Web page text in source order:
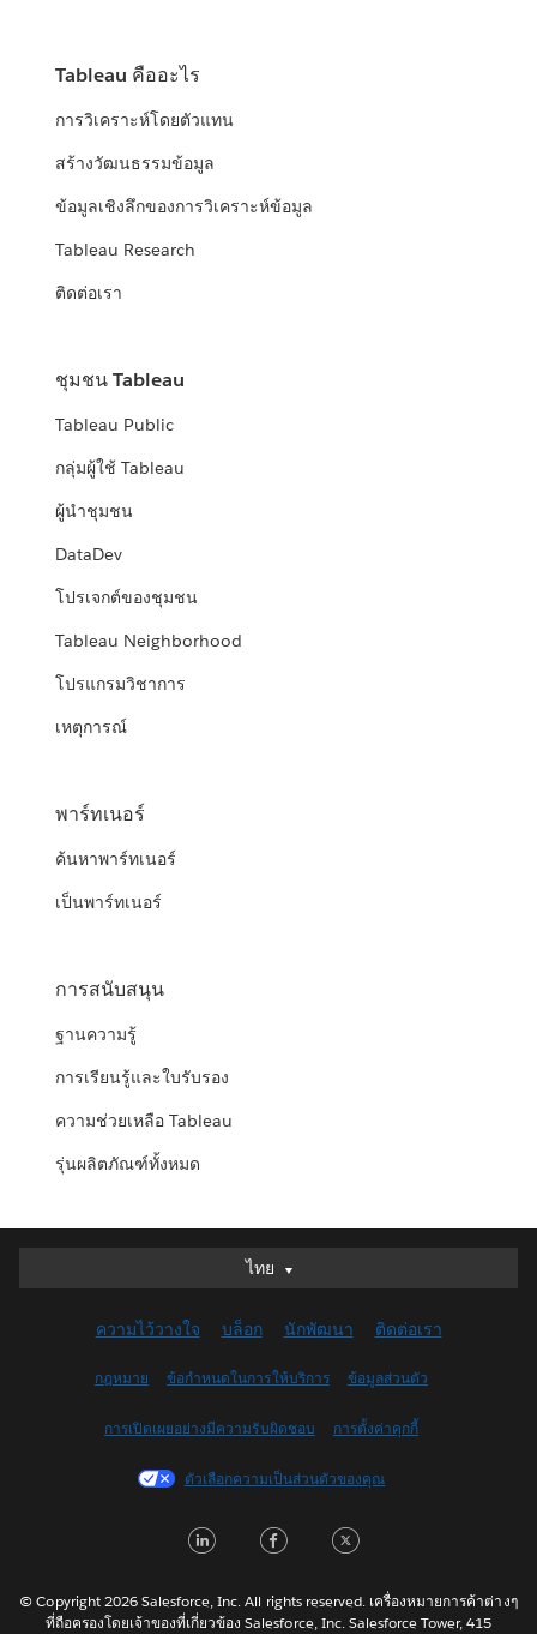
Tableau คืออะไร
การวิเคราะห์โดยตัวแทน
สร้างวัฒนธรรมข้อมูล
ข้อมูลเชิงลึกของการวิเคราะห์ข้อมูล
Tableau Research
ติดต่อเรา
ชุมชน Tableau
Tableau Public
กลุ่มผู้ใช้ Tableau
ผู้นำชุมชน
DataDev
โปรเจกต์ของชุมชน
Tableau Neighborhood
โปรแกรมวิชาการ
เหตุการณ์
พาร์ทเนอร์
ค้นหาพาร์ทเนอร์
เป็นพาร์ทเนอร์
การสนับสนุน
ฐานความรู้
การเรียนรู้และใบรับรอง
ความช่วยเหลือ Tableau
รุ่นผลิตภัณฑ์ทั้งหมด
ไทย
ไทย
English (UK)
English (US)
Français (Canada)
Français (France)
日本語
Nederlands
ความไว้วางใจ บล็อก นักพัฒนา ติดต่อเรา
กฎหมาย ข้อกำหนดในการให้บริการ ข้อมูลส่วนตัว
การเปิดเผยอย่างมีความรับผิดชอบ การตั้งค่าคุกกี้
ตัวเลือกความเป็นส่วนตัวของคุณ
n c i
© Copyright 2026 Salesforce, Inc. All rights reserved. เครื่องหมายการค้าต่างๆ
ที่ถือครองโดยเจ้าของที่เกี่ยวข้อง Salesforce, Inc. Salesforce Tower, 415